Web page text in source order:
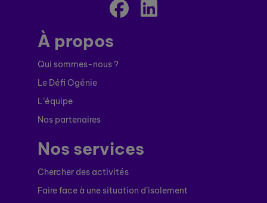
À propos
Qui sommes-nous ?
Le Défi Ogénie
L’équipe
Nos partenaires
Nos services
Chercher des activités
Faire face à une situation d’isolement